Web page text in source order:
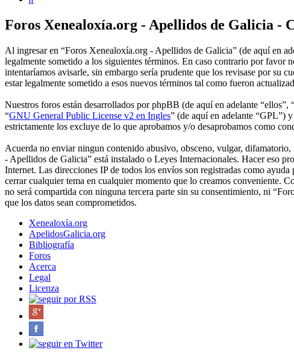
Foros Xenealoxía.org - Apellidos de Galicia -
Al ingresar en “Foros Xenealoxía.org - Apellidos de Galicia” (de aquí en
legalmente sometido a los siguientes términos. En caso contrario por favor
intentaríamos avisarle, sin embargo sería prudente que los revisase por su
estar legalmente sometido a esos nuevos términos tal como fueron
Nuestros foros están desarrollados por phpBB (de aquí en adelante
“GNU General Public License v2 en Ingles” (de aquí en adelante “GPL”)
estrictamente los excluye de lo que aprobamos y/o desaprobamos como
Acuerda no enviar ningun contenido abusivo, obsceno, vulgar,
- Apellidos de Galicia” está instalado o Leyes Internacionales. Hacer eso
Internet. Las direcciones IP de todos los envíos son registradas como
cerrar cualquier tema en cualquier momento que lo creamos conveniente.
no será compartida con ninguna tercera parte sin su consentimiento, ni
que los datos sean comprometidos.
Xenealoxía.org
ApelidosGalicia.org
Bibliografía
Foros
Acerca
Legal
Licenza